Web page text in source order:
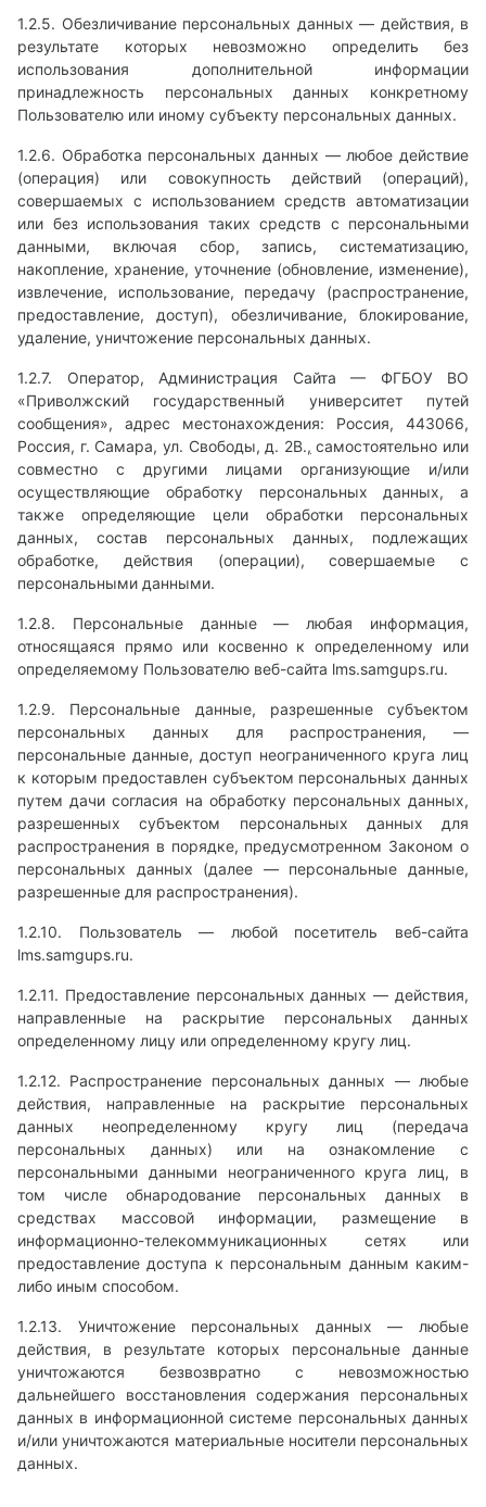
1.2.5. Обезличивание персональных данных — действия, в
результате которых невозможно определить без
использования дополнительной информации
принадлежность персональных данных конкретному
Пользователю или иному субъекту персональных данных.
1.2.6. Обработка персональных данных — любое действие
(операция) или совокупность действий (операций),
совершаемых с использованием средств автоматизации
или без использования таких средств с персональными
данными, включая сбор, запись, систематизацию,
накопление, хранение, уточнение (обновление, изменение),
извлечение, использование, передачу (распространение,
предоставление, доступ), обезличивание, блокирование,
удаление, уничтожение персональных данных.
1.2.7. Оператор, Администрация Cайта — ФГБОУ ВО
«Приволжский государственный университет путей
сообщения», адрес местонахождения: Россия, 443066,
Россия, г. Самара, ул. Свободы, д. 2В., самостоятельно или
совместно с другими лицами организующие и/или
осуществляющие обработку персональных данных, а
также определяющие цели обработки персональных
данных, состав персональных данных, подлежащих
обработке, действия (операции), совершаемые с
персональными данными.
1.2.8. Персональные данные — любая информация,
относящаяся прямо или косвенно к определенному или
определяемому Пользователю веб-сайта lms.samgups.ru.
1.2.9. Персональные данные, разрешенные субъектом
персональных данных для распространения, —
персональные данные, доступ неограниченного круга лиц
к которым предоставлен субъектом персональных данных
путем дачи согласия на обработку персональных данных,
разрешенных субъектом персональных данных для
распространения в порядке, предусмотренном Законом о
персональных данных (далее — персональные данные,
разрешенные для распространения).
1.2.10. Пользователь — любой посетитель веб-сайта
lms.samgups.ru.
1.2.11. Предоставление персональных данных — действия,
направленные на раскрытие персональных данных
определенному лицу или определенному кругу лиц.
1.2.12. Распространение персональных данных — любые
действия, направленные на раскрытие персональных
данных неопределенному кругу лиц (передача
персональных данных) или на ознакомление с
персональными данными неограниченного круга лиц, в
том числе обнародование персональных данных в
средствах массовой информации, размещение в
информационно-телекоммуникационных сетях или
предоставление доступа к персональным данным каким-
либо иным способом.
1.2.13. Уничтожение персональных данных — любые
действия, в результате которых персональные данные
уничтожаются безвозвратно с невозможностью
дальнейшего восстановления содержания персональных
данных в информационной системе персональных данных
и/или уничтожаются материальные носители персональных
данных.